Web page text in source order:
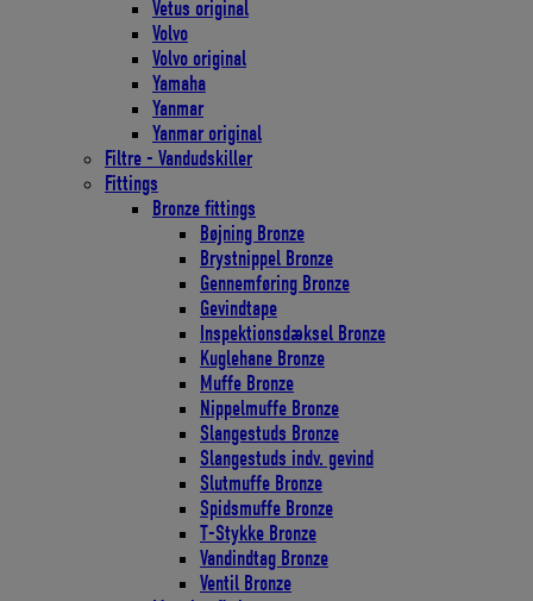
Vetus original
Volvo
Volvo original
Yamaha
Yanmar
Yanmar original
Filtre - Vandudskiller
Fittings
Bronze fittings
Bøjning Bronze
Brystnippel Bronze
Gennemføring Bronze
Gevindtape
Inspektionsdæksel Bronze
Kuglehane Bronze
Muffe Bronze
Nippelmuffe Bronze
Slangestuds Bronze
Slangestuds indv. gevind
Slutmuffe Bronze
Spidsmuffe Bronze
T-Stykke Bronze
Vandindtag Bronze
Ventil Bronze